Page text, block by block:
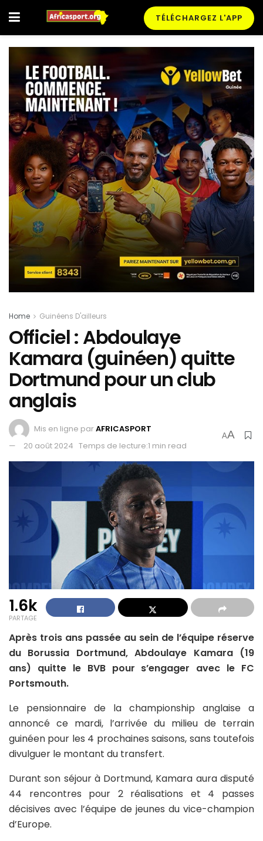
TÉLÉCHARGEZ L'APP
Home Guinéens D'ailleurs
Officiel : Abdoulaye
Kamara (guinéen) quitte
Dortmund pour un club
anglais
Mis en ligne parAFRICASPORT
20 août 2024 Temps de lecture:1 min read
AA
1.6k
PARTAGE
Après trois ans passée au sein de l’équipe réserve
du Borussia Dortmund, Abdoulaye Kamara (19
ans) quitte le BVB pour s’engager avec le FC
Portsmouth.
Le pensionnaire de la championship anglaise a
annoncé ce mardi, l’arrivée du milieu de terrain
guinéen pour les 4 prochaines saisons, sans toutefois
divulguer le montant du transfert.
Durant son séjour à Dortmund, Kamara aura disputé
44 rencontres pour 2 réalisations et 4 passes
décisives avec l’équipe de jeunes du vice-champion
d’Europe.